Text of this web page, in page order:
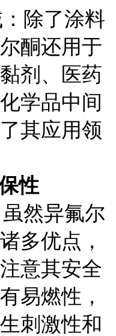
除了涂料
酮还用于
剂、医药
学品中间
其应用领
性
然异氟尔
多优点，
意其安全
易燃性，
刺激性和